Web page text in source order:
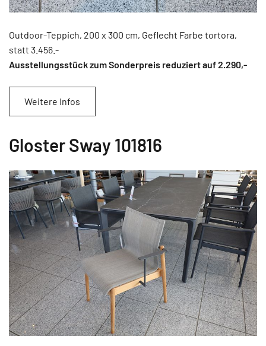
Outdoor-Teppich, 200 x 300 cm, Geflecht Farbe tortora,
statt 3.456.-
Ausstellungsstück zum Sonderpreis reduziert auf 2.290,-
Weitere Infos
Gloster Sway 101816